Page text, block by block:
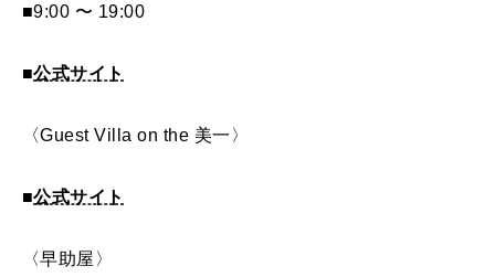
■9:00 〜 19:00
■公式サイト
〈Guest Villa on the 美一〉
■公式サイト
〈早助屋〉